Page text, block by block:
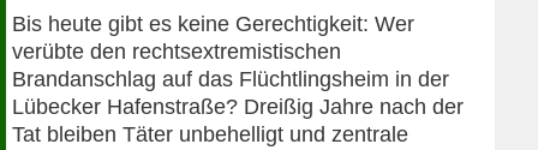
Bis heute gibt es keine Gerechtigkeit: Wer
verübte den rechtsextremistischen
Brandanschlag auf das Flüchtlingsheim in der
Lübecker Hafenstraße? Dreißig Jahre nach der
Tat bleiben Täter unbehelligt und zentrale